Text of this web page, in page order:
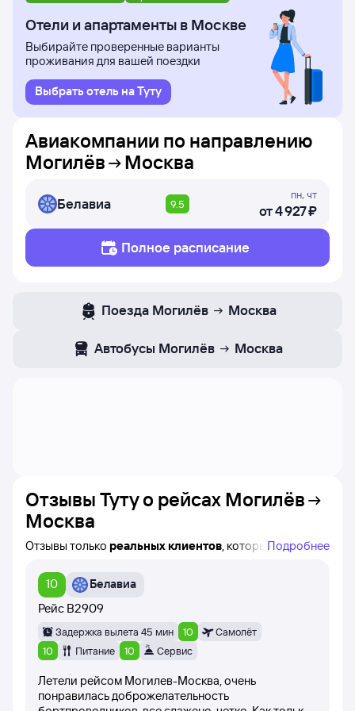
из Могилёва и прилёта в Москву, время в пути, номера
рейсов и дни недели, в которые авиакомпания Белавиа
осуществляет полёты.
Отели и апартаменты в Москве
Выбирайте проверенные варианты
проживания для вашей поездки
Выбрать отель на Туту
Авиакомпании по направлению
Могилёв
Москва
Белавиа 9.5
пн, чт
от4 ⁠927 ⁠₽
Полное расписание
Поезда Могилёв Москва
Автобусы Могилёв Москва
Отзывы Туту о рейсах Могилёв
Москва
Отзывы только реальных клиентов, которые
Вы можете найти время вылета, авиакомпанию
и название конкретного рейса, а также дату написания
При написании отзывов пользователи оценивают рейс
вежливость стюардесс, питание на борту самолёта).
Подробнее
10
Белавиа
Рейс B2909
Задержка вылета 45 мин 10
Самолёт
10
Питание 10 Сервис
Летели рейсом Могилев-Москва, очень
понравилась доброжелательность